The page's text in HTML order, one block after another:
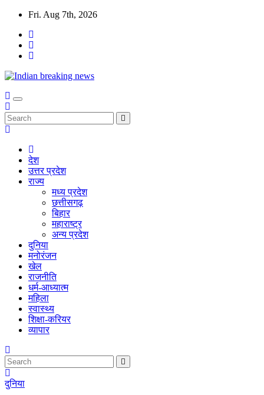
Skip
content
Fri. Aug 7th, 2026
देश
उत्तर प्रदेश
राज्य
मध्य प्रदेश
छत्तीसगढ़
बिहार
महाराष्ट्र
अन्य प्रदेश
दुनिया
मनोरंजन
खेल
राजनीति
धर्म-आध्यात्म
महिला
स्वास्थ्य
शिक्षा-करियर
व्यापार
दुनिया